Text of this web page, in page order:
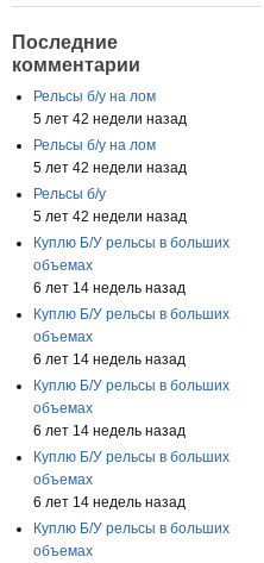
Последние
комментарии
Рельсы б/у на лом
5 лет 42 недели назад
Рельсы б/у на лом
5 лет 42 недели назад
Рельсы б/у
5 лет 42 недели назад
Куплю Б/У рельсы в больших
объемах
6 лет 14 недель назад
Куплю Б/У рельсы в больших
объемах
6 лет 14 недель назад
Куплю Б/У рельсы в больших
объемах
6 лет 14 недель назад
Куплю Б/У рельсы в больших
объемах
6 лет 14 недель назад
Куплю Б/У рельсы в больших
объемах